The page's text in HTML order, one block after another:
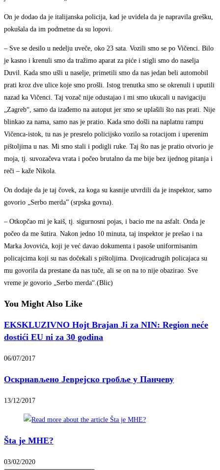
On je dodao da je italijanska policija, kad je uvidela da je napravila grešku,
pokušala da im podmetne da su lopovi.
– Sve se desilo u nedelju uveče, oko 23 sata. Vozili smo se po Vičenci. Bilo
je kasno i krenuli smo da tražimo aparat za piće i stigli smo do naselja
Duvil. Kada smo ušli u naselje, primetili smo da nas jedan beli automobil
prati kroz dve ulice koje smo prošli. Istog trenutka smo se okrenuli i uputili
nazad ka Vičenci. Taj vozač nije odustajao i mi smo ukucali u navigaciju
„Zagreb“, samo da izađemo na autoput jer smo se uplašili što nas prati. Nije
blinkao za nama, samo nas je pratio. Kada smo došli na naplatnu rampu
Vičenca-istok, tu nas je presrelo policijsko vozilo sa rotacijom i uperenim
pištoljima u nas. Mi smo stali i podigli ruke. Taj što nas je pratio otvorio je
moja, tj. suvozačeva vrata i počeo brutalno da me bije bez ijednog pitanja i
reči – kaže Nikola.
On dodaje da je taj čovek, za koga su kasnije utvrdili da je inspektor, samo
govorio „Serbo merda” (srpska govna).
– Otkopčao mi je kaiš, tj. sigurnosni pojas, i bacio me na asfalt. Onda je
počeo da me šutira. Nakon jedno 10 minuta, taj inspektor je prešao i na
Marka Jovovića, koji je već davao dokumenta i pasoše uniformisanim
policajcima koji su nas dočekali s pištoljima. Dvojicadrugih policajaca su
mu govorila da prestane da nas tuče, ali se on na to nije obazirao. Sve
vreme je govorio „Serbo merda“.(Blic)
You Might Also Like
EKSKLUZIVNO Hojt Brajan Ji za NIN: Region neće
dostići EU ni za 30 godina
06/07/2017
Оскрнављено Јеврејско гробље у Панчеву
13/12/2017
Šta je MHE?
03/02/2020